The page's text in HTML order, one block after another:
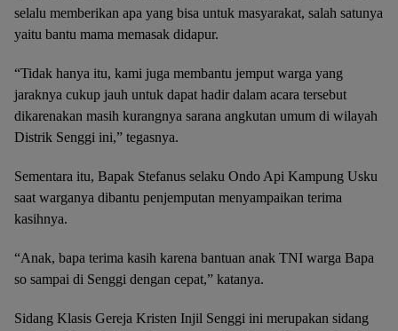
selalu memberikan apa yang bisa untuk masyarakat, salah satunya
yaitu bantu mama memasak didapur.
“Tidak hanya itu, kami juga membantu jemput warga yang
jaraknya cukup jauh untuk dapat hadir dalam acara tersebut
dikarenakan masih kurangnya sarana angkutan umum di wilayah
Distrik Senggi ini,” tegasnya.
Sementara itu, Bapak Stefanus selaku Ondo Api Kampung Usku
saat warganya dibantu penjemputan menyampaikan terima
kasihnya.
“Anak, bapa terima kasih karena bantuan anak TNI warga Bapa
so sampai di Senggi dengan cepat,” katanya.
Sidang Klasis Gereja Kristen Injil Senggi ini merupakan sidang